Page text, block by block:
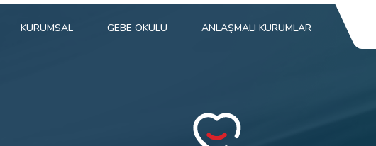
KURUMSAL GEBE OKULU ANLAŞMALI KURUMLAR